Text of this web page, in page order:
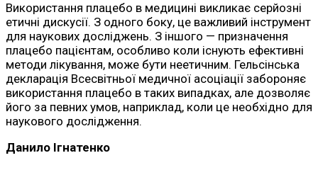
Використання плацебо в медицині викликає серйозні
етичні дискусії. З одного боку, це важливий інструмент
для наукових досліджень. З іншого — призначення
плацебо пацієнтам, особливо коли існують ефективні
методи лікування, може бути неетичним. Гельсінська
декларація Всесвітньої медичної асоціації забороняє
використання плацебо в таких випадках, але дозволяє
його за певних умов, наприклад, коли це необхідно для
наукового дослідження.
Данило Ігнатенко